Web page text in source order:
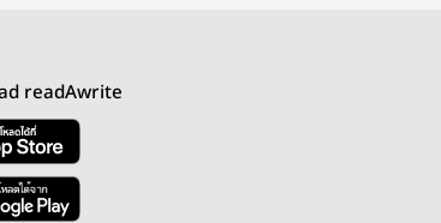
readAwrite